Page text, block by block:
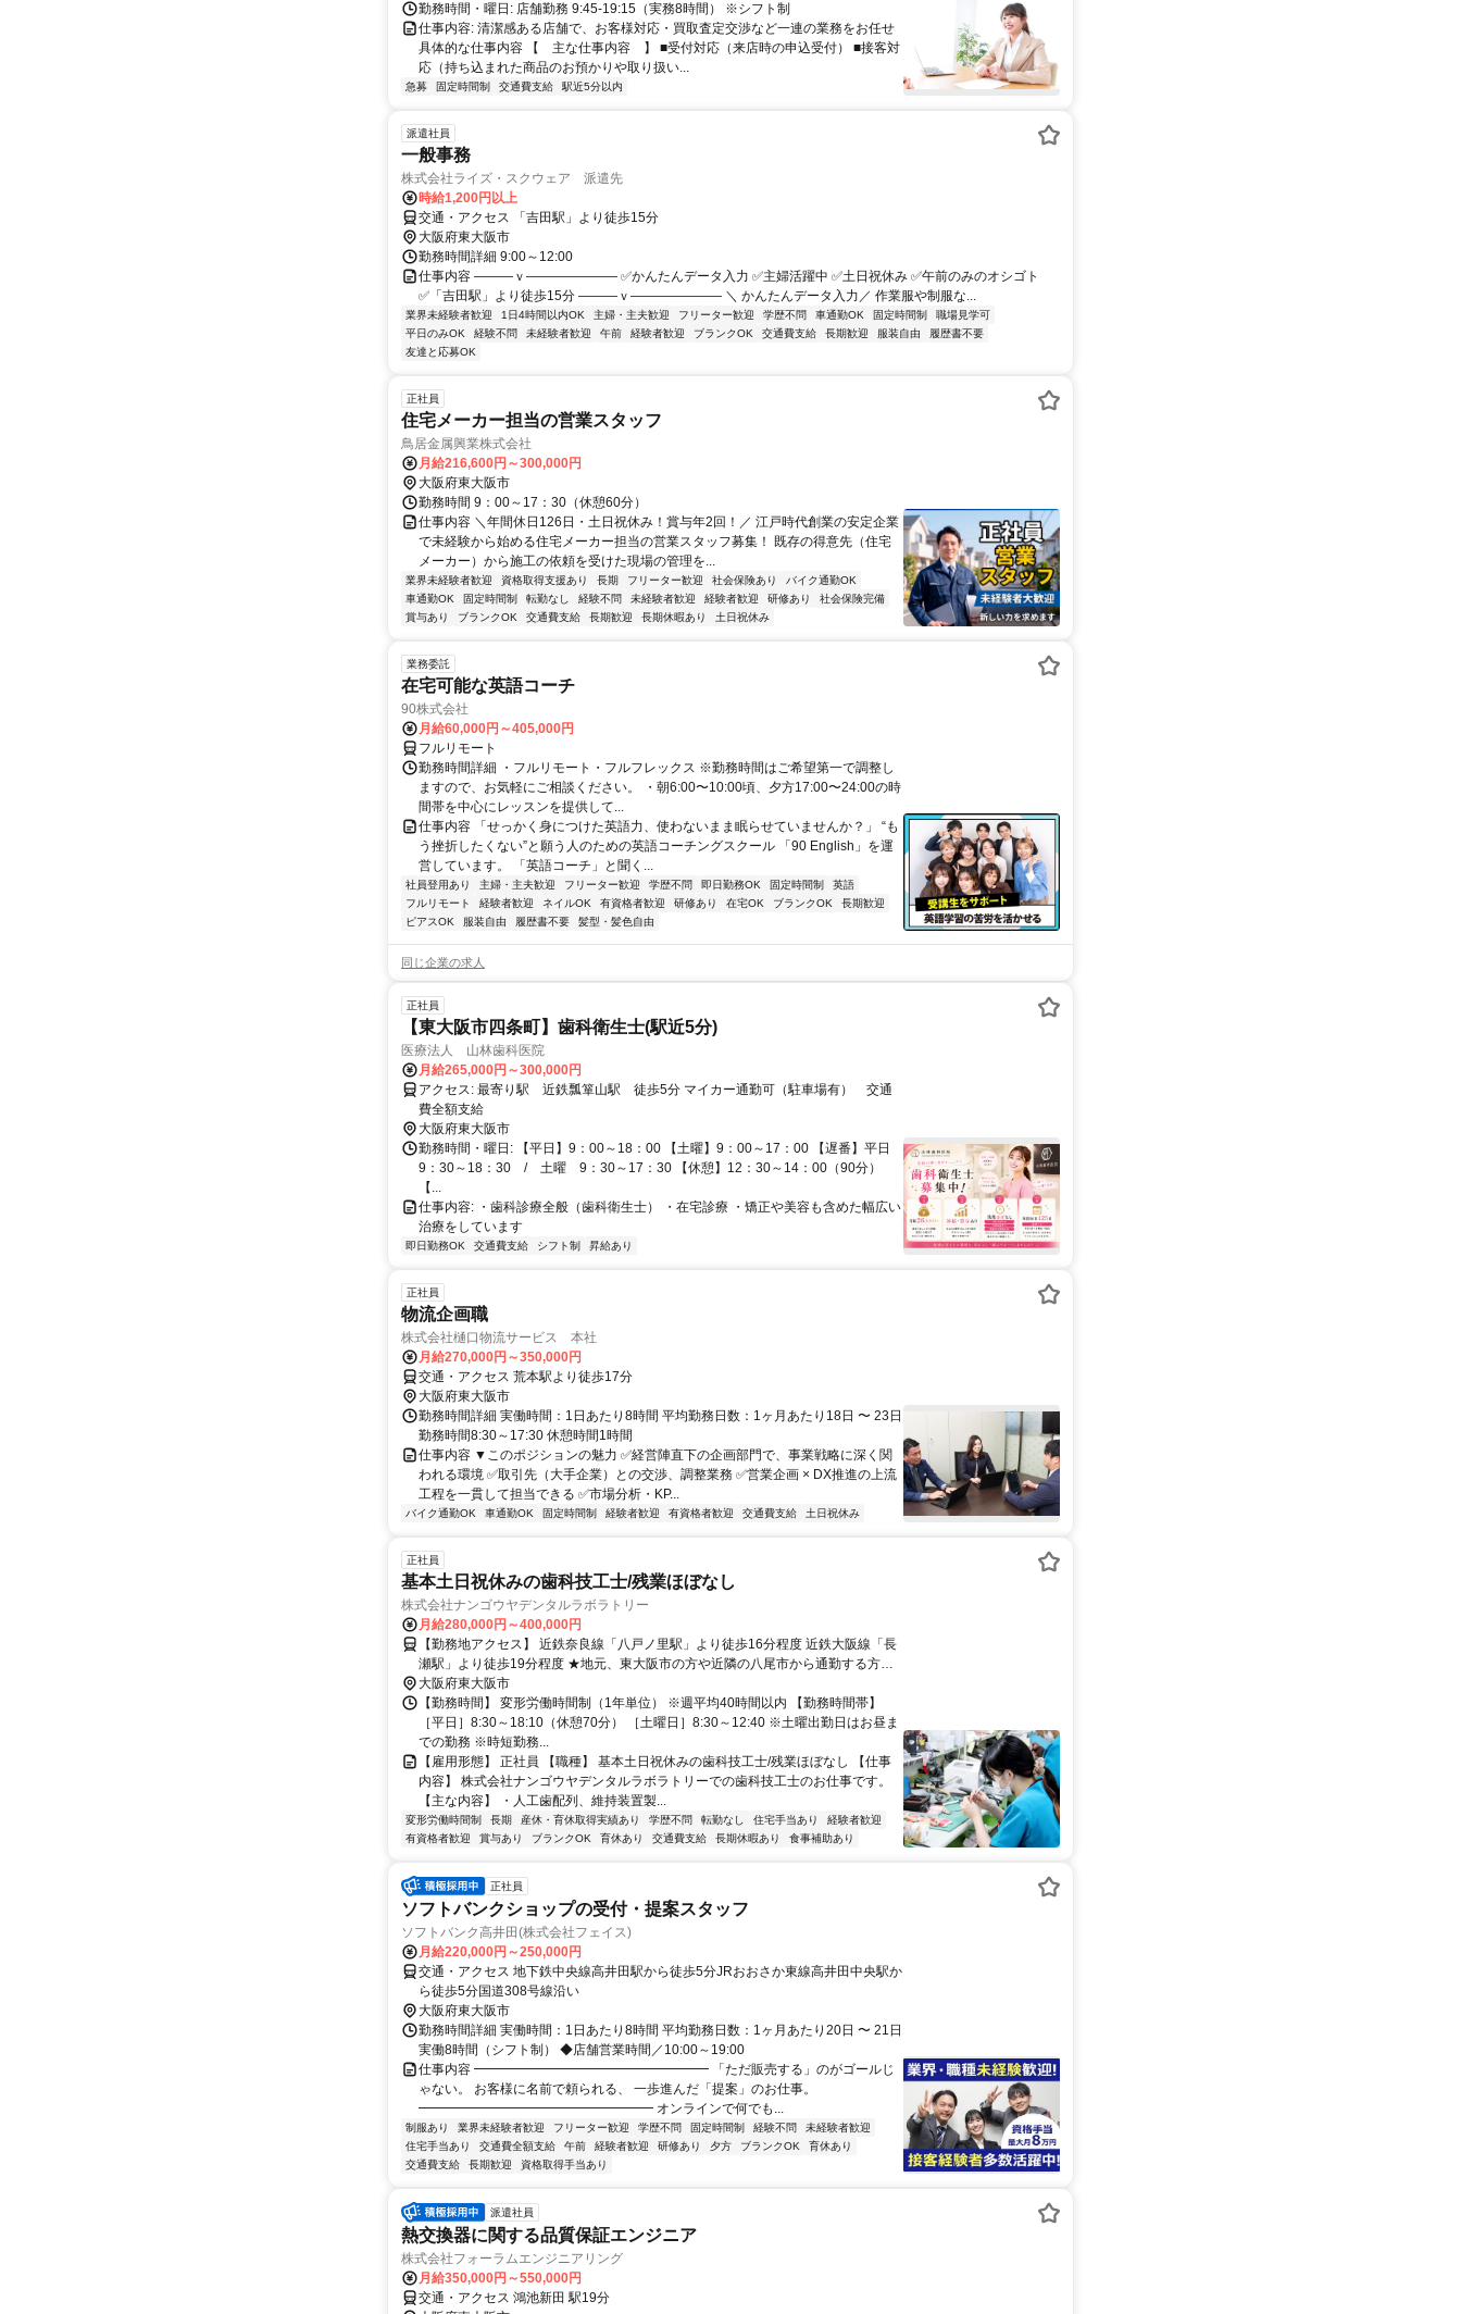
勤務時間・曜日: 店舗勤務 9:45-19:15（実務8時間） ※シフト制
仕事内容: 清潔感ある店舗で、お客様対応・買取査定交渉など一連の業務をお任せ
具体的な仕事内容 【 主な仕事内容 】 ■受付対応（来店時の申込受付） ■接客対
応（持ち込まれた商品のお預かりや取り扱い...
急募 固定時間制 交通費支給 駅近5分以内
派遣社員
一般事務
株式会社ライズ・スクウェア 派遣先
時給1,200円以上
交通・アクセス 「吉田駅」より徒歩15分
大阪府東大阪市
勤務時間詳細 9:00～12:00
仕事内容 ―――ｖ――――――― ✅かんたんデータ入力 ✅主婦活躍中 ✅土日祝休み ✅午前のみのオシゴト
✅「吉田駅」より徒歩15分 ―――ｖ――――――― ＼ かんたんデータ入力／ 作業服や制服な...
業界未経験者歓迎 1日4時間以内OK 主婦・主夫歓迎 フリーター歓迎 学歴不問 車通勤OK 固定時間制
職場見学可
平日のみOK
経験不問 未経験者歓迎 午前 経験者歓迎 ブランクOK 交通費支給 長期歓迎 服装自由
履歴書不要
友達と応募OK
正社員
住宅メーカー担当の営業スタッフ
鳥居金属興業株式会社
月給216,600円～300,000円
大阪府東大阪市
勤務時間 9：00～17：30（休憩60分）
仕事内容 ＼年間休日126日・土日祝休み！賞与年2回！／ 江戸時代創業の安定企業
で未経験から始める住宅メーカー担当の営業スタッフ募集！ 既存の得意先（住宅
メーカー）から施工の依頼を受けた現場の管理を...
業界未経験者歓迎 資格取得支援あり 長期 フリーター歓迎 社会保険あり
バイク通勤OK
車通勤OK
固定時間制 転勤なし 経験不問 未経験者歓迎 経験者歓迎 研修あり
社会保険完備
賞与あり
ブランクOK 交通費支給 長期歓迎 長期休暇あり 土日祝休み
業務委託
在宅可能な英語コーチ
90株式会社
月給60,000円～405,000円
フルリモート
勤務時間詳細 ・フルリモート・フルフレックス ※勤務時間はご希望第一で調整し
ますので、お気軽にご相談ください。 ・朝6:00〜10:00頃、夕方17:00〜24:00の時
間帯を中心にレッスンを提供して...
仕事内容 「せっかく身につけた英語力、使わないまま眠らせていませんか？」 “も
う挫折したくない”と願う人のための英語コーチングスクール 「90 English」を運
営しています。 「英語コーチ」と聞く...
社員登用あり 主婦・主夫歓迎 フリーター歓迎 学歴不問 即日勤務OK 固定時間制
英語
フルリモート
経験者歓迎 ネイルOK 有資格者歓迎 研修あり 在宅OK ブランクOK
長期歓迎
ピアスOK
服装自由 履歴書不要 髪型・髪色自由
同じ企業の求人
正社員
【東大阪市四条町】歯科衛生士(駅近5分)
医療法人 山林歯科医院
月給265,000円～300,000円
アクセス: 最寄り駅 近鉄瓢箪山駅 徒歩5分 マイカー通勤可（駐車場有） 交通
費全額支給
大阪府東大阪市
勤務時間・曜日: 【平日】9：00～18：00 【土曜】9：00～17：00 【遅番】平日
9：30～18：30 / 土曜 9：30～17：30 【休憩】12：30～14：00（90分）
【...
仕事内容: ・歯科診療全般（歯科衛生士） ・在宅診療 ・矯正や美容も含めた幅広い
治療をしています
即日勤務OK 交通費支給 シフト制 昇給あり
正社員
物流企画職
株式会社樋口物流サービス 本社
月給270,000円～350,000円
交通・アクセス 荒本駅より徒歩17分
大阪府東大阪市
勤務時間詳細 実働時間：1日あたり8時間 平均勤務日数：1ヶ月あたり18日 〜 23日
勤務時間8:30～17:30 休憩時間1時間
仕事内容 ▼このポジションの魅力 ✅経営陣直下の企画部門で、事業戦略に深く関
われる環境 ✅取引先（大手企業）との交渉、調整業務 ✅営業企画 × DX推進の上流
工程を一貫して担当できる ✅市場分析・KP...
バイク通勤OK 車通勤OK 固定時間制 経験者歓迎 有資格者歓迎 交通費支給 土日祝休み
正社員
基本土日祝休みの歯科技工士/残業ほぼなし
株式会社ナンゴウヤデンタルラボラトリー
月給280,000円～400,000円
【勤務地アクセス】 近鉄奈良線「八戸ノ里駅」より徒歩16分程度 近鉄大阪線「長
瀬駅」より徒歩19分程度 ★地元、東大阪市の方や近隣の八尾市から通勤する方が
多く在籍しています！
大阪府東大阪市
【勤務時間】 変形労働時間制（1年単位） ※週平均40時間以内 【勤務時間帯】
［平日］8:30～18:10（休憩70分） ［土曜日］8:30～12:40 ※土曜出勤日はお昼ま
での勤務 ※時短勤務...
【雇用形態】 正社員 【職種】 基本土日祝休みの歯科技工士/残業ほぼなし 【仕事
内容】 株式会社ナンゴウヤデンタルラボラトリーでの歯科技工士のお仕事です。
【主な内容】 ・人工歯配列、維持装置製...
変形労働時間制 長期 産休・育休取得実績あり 学歴不問 転勤なし 住宅手当あり
経験者歓迎
有資格者歓迎
賞与あり ブランクOK 育休あり 交通費支給 長期休暇あり 食事補助あり
正社員
ソフトバンクショップの受付・提案スタッフ
ソフトバンク高井田(株式会社フェイス)
月給220,000円～250,000円
交通・アクセス 地下鉄中央線高井田駅から徒歩5分JRおおさか東線高井田中央駅か
ら徒歩5分国道308号線沿い
大阪府東大阪市
勤務時間詳細 実働時間：1日あたり8時間 平均勤務日数：1ヶ月あたり20日 〜 21日
実働8時間（シフト制） ◆店舗営業時間／10:00～19:00
仕事内容 ━━━━━━━━━━━━━━━━━━ 「ただ販売する」のがゴールじ
ゃない。 お客様に名前で頼られる、 一歩進んだ「提案」のお仕事。
━━━━━━━━━━━━━━━━━━ オンラインで何でも...
制服あり 業界未経験者歓迎 フリーター歓迎 学歴不問 固定時間制 経験不問
未経験者歓迎
住宅手当あり
交通費全額支給 午前 経験者歓迎 研修あり 夕方 ブランクOK
育休あり
交通費支給
長期歓迎 資格取得手当あり
派遣社員
熱交換器に関する品質保証エンジニア
株式会社フォーラムエンジニアリング
月給350,000円～550,000円
交通・アクセス 鴻池新田 駅19分